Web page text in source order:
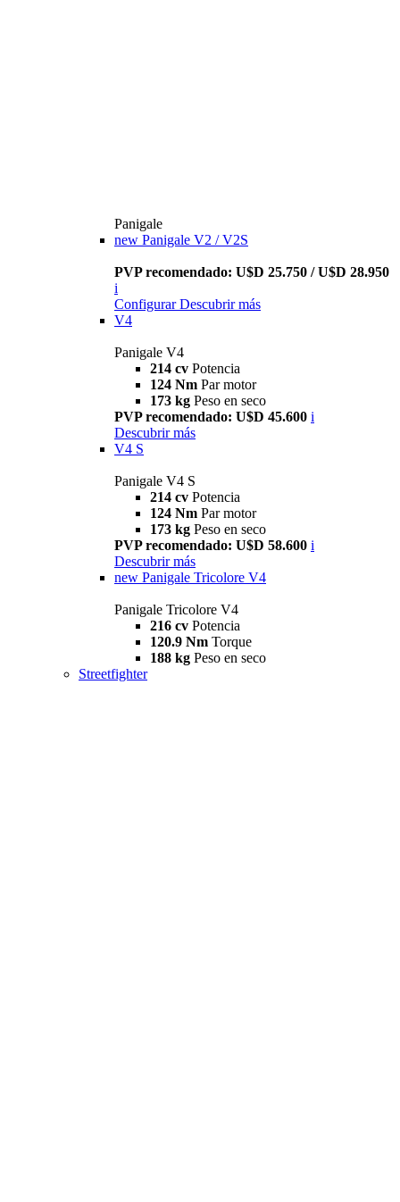
Panigale
new Panigale V2 / V2S
PVP recomendado: U$D 25.750 / U$D 28.950
i
Configurar Descubrir más
V4
Panigale V4
214 cv Potencia
124 Nm Par motor
173 kg Peso en seco
PVP recomendado: U$D 45.600 i
Descubrir más
V4 S
Panigale V4 S
214 cv Potencia
124 Nm Par motor
173 kg Peso en seco
PVP recomendado: U$D 58.600 i
Descubrir más
new Panigale Tricolore V4
Panigale Tricolore V4
216 cv Potencia
120.9 Nm Torque
188 kg Peso en seco
Streetfighter